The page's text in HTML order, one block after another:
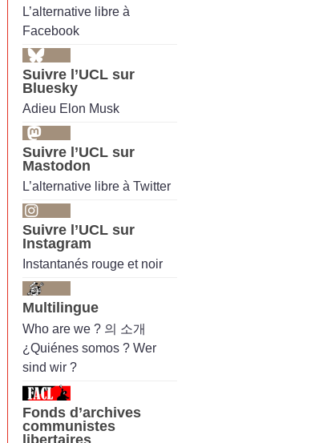
L’alternative libre à
Facebook
Suivre l’UCL sur
Bluesky
Adieu Elon Musk
Suivre l’UCL sur
Mastodon
L’alternative libre à Twitter
Suivre l’UCL sur
Instagram
Instantanés rouge et noir
Multilingue
Who are we ? 의 소개
¿Quiénes somos ? Wer
sind wir ?
Fonds d’archives
communistes
libertaires